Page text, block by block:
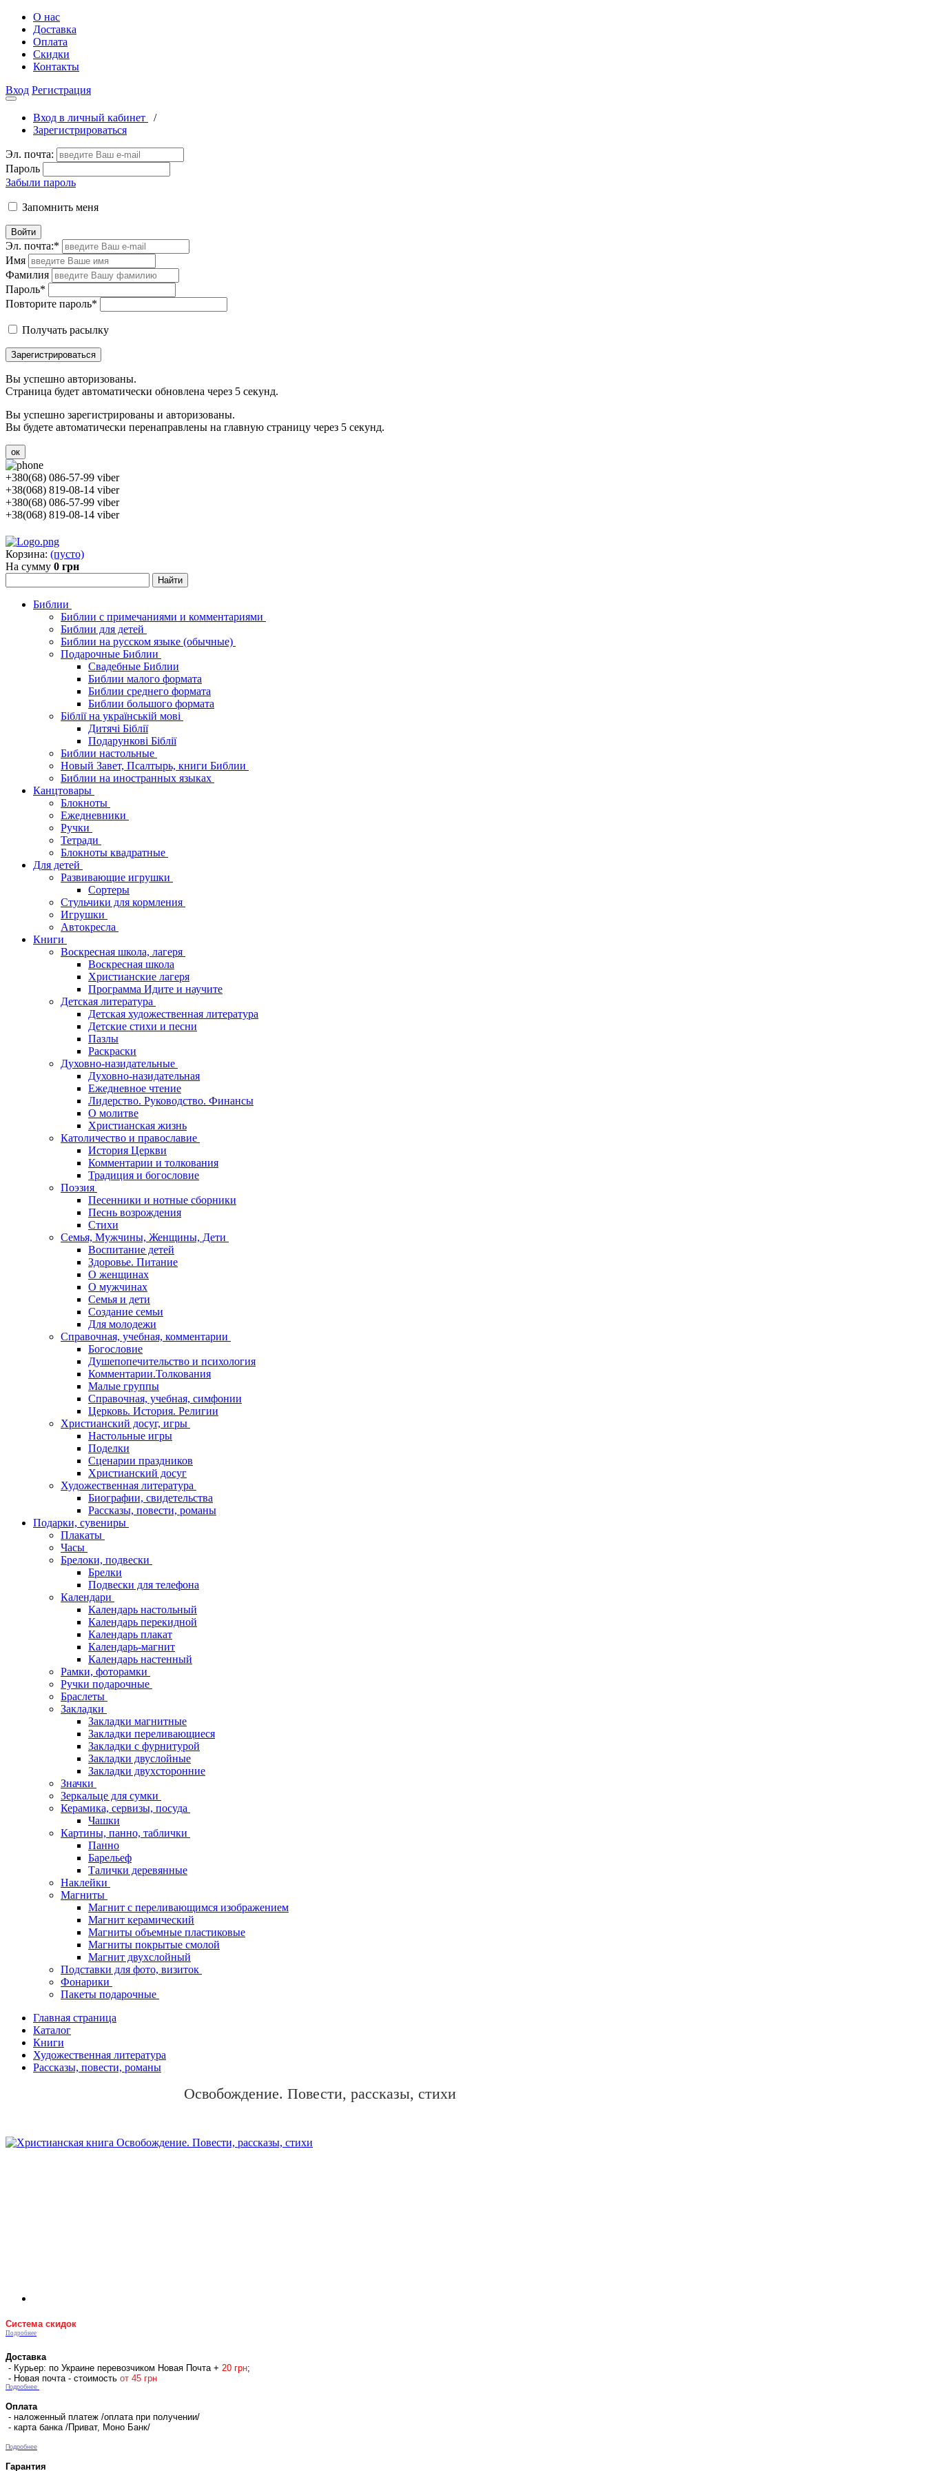
О нас
Доставка
Оплата
Скидки
Контакты
Вход Регистрация
Вход в личный кабинет
/
Зарегистрироваться
Эл. почта:
Пароль
Забыли пароль
Запомнить меня
Войти
Эл. почта:*
Имя
Фамилия
Пароль*
Повторите пароль*
Получать расылку
Зарегистрироваться
Вы успешно авторизованы.
Страница будет автоматически обновлена через 5 секунд.
Вы успешно зарегистрированы и авторизованы.
Вы будете автоматически перенаправлены на главную страницу через 5 секунд.
ок
+380(68) 086-57-99 viber
+38(068) 819-08-14 viber
+380(68) 086-57-99 viber
+38(068) 819-08-14 viber
Корзина: (пусто)
На сумму 0 грн
Библии
Библии с примечаниями и комментариями
Библии для детей
Библии на русском языке (обычные)
Подарочные Библии
Свадебные Библии
Библии малого формата
Библии среднего формата
Библии большого формата
Біблії на українській мові
Дитячі Біблії
Подарункові Біблії
Библии настольные
Новый Завет, Псалтырь, книги Библии
Библии на иностранных языках
Канцтовары
Блокноты
Ежедневники
Ручки
Тетради
Блокноты квадратные
Для детей
Развивающие игрушки
Сортеры
Стульчики для кормления
Игрушки
Автокресла
Книги
Воскресная школа, лагеря
Воскресная школа
Христианские лагеря
Программа Идите и научите
Детская литература
Детская художественная литература
Детские стихи и песни
Пазлы
Раскраски
Духовно-назидательные
Духовно-назидательная
Ежедневное чтение
Лидерство. Руководство. Финансы
О молитве
Христианская жизнь
Католичество и православие
История Церкви
Комментарии и толкования
Традиция и богословие
Поэзия
Песенники и нотные сборники
Песнь возрождения
Стихи
Семья, Мужчины, Женщины, Дети
Воспитание детей
Здоровье. Питание
О женщинах
О мужчинах
Семья и дети
Создание семьи
Для молодежи
Справочная, учебная, комментарии
Богословие
Душепопечительство и психология
Комментарии.Толкования
Малые группы
Справочная, учебная, симфонии
Церковь. История. Религии
Христианский досуг, игры
Настольные игры
Поделки
Сценарии праздников
Христианский досуг
Художественная литература
Биографии, свидетельства
Рассказы, повести, романы
Подарки, сувениры
Плакаты
Часы
Брелоки, подвески
Брелки
Подвески для телефона
Календари
Календарь настольный
Календарь перекидной
Календарь плакат
Календарь-магнит
Календарь настенный
Рамки, фоторамки
Ручки подарочные
Браслеты
Закладки
Закладки магнитные
Закладки переливающиеся
Закладки с фурнитурой
Закладки двуслойные
Закладки двухсторонние
Значки
Зеркальце для сумки
Керамика, сервизы, посуда
Чашки
Картины, панно, таблички
Панно
Барельеф
Талички деревянные
Наклейки
Магниты
Магнит с переливающимся изображением
Магнит керамический
Магниты объемные пластиковые
Магниты покрытые смолой
Магнит двухслойный
Подставки для фото, визиток
Фонарики
Пакеты подарочные
Главная страница
Каталог
Книги
Художественная литература
Рассказы, повести, романы
Освобождение. Повести, рассказы, стихи
Система скидок
Подробнее
Доставка
- Курьер: по Украине перевозчиком Новая Почта + 20 грн;
- Новая почта - стоимость от 45 грн
Подробнее
Оплата
- наложенный платеж /оплата при получении/
- карта банка /Приват, Моно Банк/
Подробнее
Гарантия